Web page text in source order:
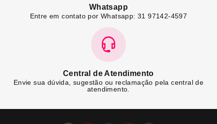
Whatsapp
Entre em contato por Whatsapp: 31 97142-4597
Central de Atendimento
Envie sua dúvida, sugestão ou reclamação pela central de
atendimento.